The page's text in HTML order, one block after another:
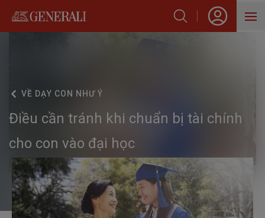
VỀ DẠY CON NHƯ Ý
Điều cần tránh khi chuẩn bị tài chính
cho con vào đại học